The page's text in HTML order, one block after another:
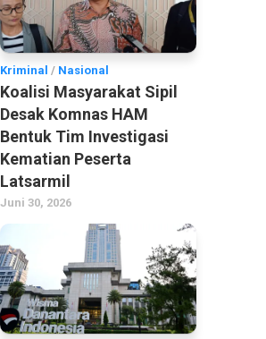
Kriminal / Nasional
Koalisi Masyarakat Sipil
Desak Komnas HAM
Bentuk Tim Investigasi
Kematian Peserta
Latsarmil
Juni 30, 2026